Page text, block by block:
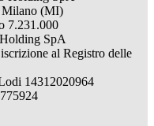
(MI)
7.231.000
SpA
al Registro delle
14312020964